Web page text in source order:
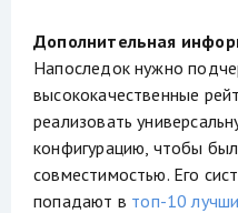
Дополнительная
Напоследок нужно
высококачественные
реализовать
конфигурацию, чтобы
совместимостью. Его
попадают в топ-10